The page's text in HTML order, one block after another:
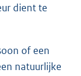
dient te
of een
natuurlijke